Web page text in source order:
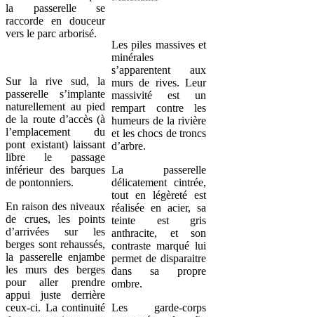
la passerelle se
raccorde en douceur
vers le parc arborisé.
Sur la rive sud, la
passerelle s’implante
naturellement au pied
de la route d’accès (à
l’emplacement du
pont existant) laissant
libre le passage
inférieur des barques
de pontonniers.
En raison des niveaux
de crues, les points
d’arrivées sur les
berges sont rehaussés,
la passerelle enjambe
les murs des berges
pour aller prendre
appui juste derrière
ceux-ci. La continuité
Les piles massives et
minérales
s’apparentent aux
murs de rives. Leur
massivité est un
rempart contre les
humeurs de la rivière
et les chocs de troncs
d’arbre.
La passerelle
délicatement cintrée,
tout en légèreté est
réalisée en acier, sa
teinte est gris
anthracite, et son
contraste marqué lui
permet de disparaitre
dans sa propre
ombre.
Les garde-corps